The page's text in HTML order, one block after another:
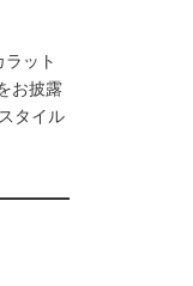
ラット
お披露
タイル